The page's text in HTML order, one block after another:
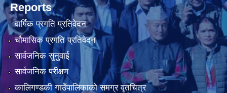
Reports
वार्षिक प्रगति प्रतिवेदन
चौमासिक प्रगति प्रतिवेदन
सार्वजनिक सुनुवाई
सार्वजनिक परीक्षण
कालिगण्डकी गाउँपालिकाको समग्र वृतचित्र